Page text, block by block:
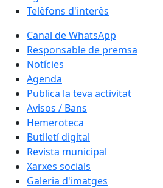
Telèfons d'interès
Canal de WhatsApp
Responsable de premsa
Notícies
Agenda
Publica la teva activitat
Avisos / Bans
Hemeroteca
Butlletí digital
Revista municipal
Xarxes socials
Galeria d'imatges